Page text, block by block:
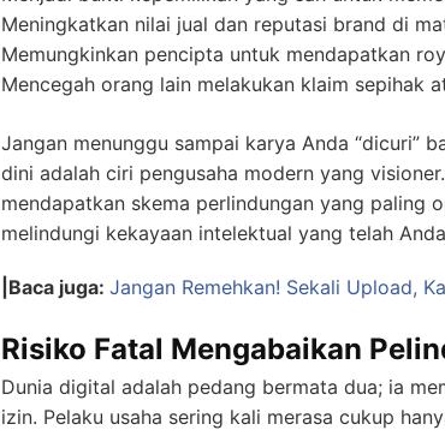
Meningkatkan nilai jual dan reputasi brand di
Memungkinkan pencipta untuk mendapatkan
Mencegah orang lain melakukan klaim sepihak
Jangan menunggu sampai karya Anda “dicuri”
dini adalah ciri pengusaha modern yang
mendapatkan skema perlindungan yang paling
melindungi kekayaan intelektual yang telah
|Baca juga: Jangan Remehkan! Sekali Upload,
Risiko Fatal Mengabaikan
Dunia digital adalah pedang bermata dua; ia
izin. Pelaku usaha sering kali merasa cukup